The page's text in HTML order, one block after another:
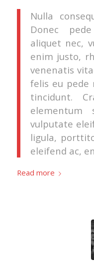
Nulla
Donec
aliquet nec,
enim justo,
venenatis
felis eu pede
tincidunt.
elementum
vulputate
ligula,
eleifend ac,
Read more